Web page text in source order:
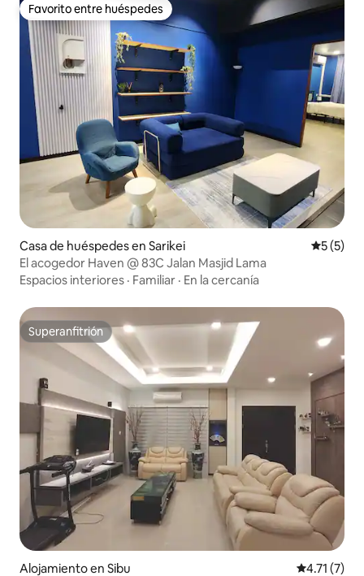
Favorito entre huéspedes
Favorito entre huéspedes
Casa de huéspedes en Sarikei
5 (5)
El acogedor Haven @ 83C Jalan Masjid Lama
Espacios interiores · Familiar · En la cercanía
Superanfitrión
Superanfitrión
Alojamiento en Sibu Calificación
4.71 (7)